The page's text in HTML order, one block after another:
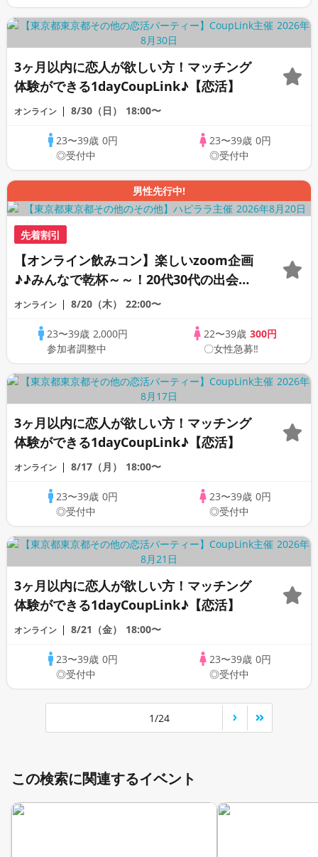
3ヶ月以内に恋人が欲しい方！マッチング
体験ができる1dayCoupLink♪【恋活】
オンライン 8/30（日） 18:00〜
23〜39歳0円
◎受付中
23〜39歳 0円
◎受付中
男性先行中!
先着割引
【オンライン飲みコン】楽しいzoom企画
♪♪みんなで乾杯～～！20代30代の出会い
応援♪♪リモートパーティー♪♪友達作りか
う♪☆全国の方が対象☆司会進行あり♪♪♪
オンライン 8/20（木） 22:00〜
23〜39歳 2,000円
参加者調整中
22〜39歳 300円
〇女性急募‼
3ヶ月以内に恋人が欲しい方！マッチング
体験ができる1dayCoupLink♪【恋活】
オンライン 8/17（月） 18:00〜
23〜39歳0円
◎受付中
23〜39歳 0円
◎受付中
3ヶ月以内に恋人が欲しい方！マッチング
体験ができる1dayCoupLink♪【恋活】
オンライン 8/21（金） 18:00〜
23〜39歳0円
◎受付中
23〜39歳 0円
◎受付中
1/24
この検索に関連するイベント